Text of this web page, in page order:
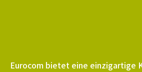
Eurocom bietet eine einzigartige